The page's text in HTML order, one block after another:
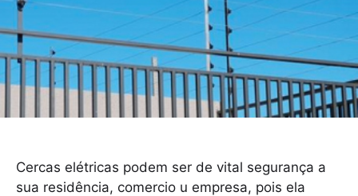
Cercas elétricas podem ser de vital segurança a
sua residência, comercio u empresa, pois ela